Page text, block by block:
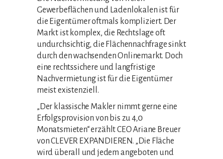
Gewerbeflächen und Ladenlokalen ist für
die Eigentümer oftmals kompliziert. Der
Markt ist komplex, die Rechtslage oft
undurchsichtig, die Flächennachfrage sinkt
durch den wachsenden Onlinemarkt. Doch
eine rechtssichere und langfristige
Nachvermietung ist für die Eigentümer
meist existenziell.
„Der klassische Makler nimmt gerne eine
Erfolgsprovision von bis zu 4,0
Monatsmieten“ erzählt CEO Ariane Breuer
von CLEVER EXPANDIEREN. „Die Fläche
wird überall und jedem angeboten und